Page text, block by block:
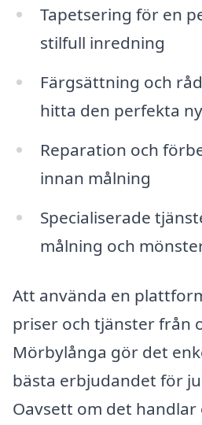
Tapetsering för en
stilfull inredning
Färgsättning och
hitta den perfekta
Reparation och
innan målning
Specialiserade
målning och
Att använda en
priser och tjänster från
Mörbylånga gör det
bästa erbjudandet för
Oavsett om det handlar